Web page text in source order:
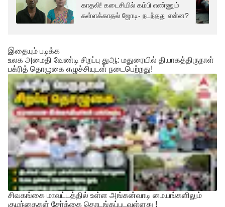
காதலி! கடைசியில் கம்பி எண்ணும்
கள்ளக்காதல் ஜோடி- நடந்தது என்ன?
இதையும் படிக்க
உலக அமைதி வேண்டி சிறப்பு துஆ: மதுரையில் தியாகத்திருநாள்
பக்ரித் தொழுகை எழுச்சியுடன் நடைபெற்றது!
சிவகங்கை மாவட்டத்தில் உள்ள அங்கன்வாடி மையங்களிலும்
குழந்தைகள் சேர்க்கை தொடங்கப்படவுள்ளது !